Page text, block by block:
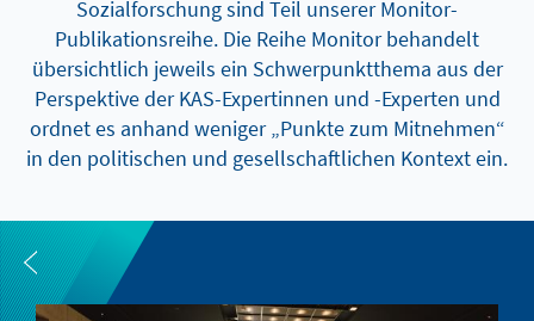
Sozialforschung sind Teil unserer Monitor-
Publikationsreihe. Die Reihe Monitor behandelt
übersichtlich jeweils ein Schwerpunktthema aus der
Perspektive der KAS-Expertinnen und -Experten und
ordnet es anhand weniger „Punkte zum Mitnehmen“
in den politischen und gesellschaftlichen Kontext ein.